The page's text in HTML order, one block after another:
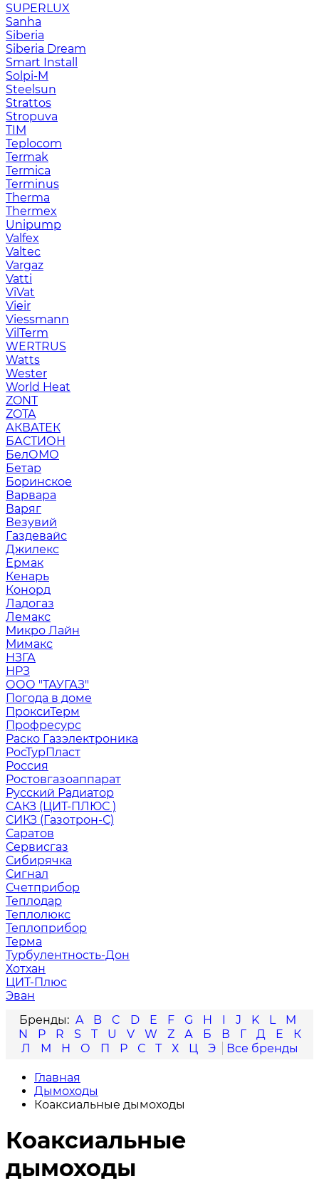
SUPERLUX
Sanha
Siberia
Siberia Dream
Smart Install
Solpi-M
Steelsun
Strattos
Stropuva
TIM
Teplocom
Termak
Termica
Terminus
Therma
Thermex
Unipump
Valfex
Valtec
Vargaz
Vatti
ViVat
Vieir
Viessmann
VilTerm
WERTRUS
Watts
Wester
World Heat
ZONT
ZOTA
АКВАТЕК
БАСТИОН
БелОМО
Бетар
Боринское
Варвара
Варяг
Везувий
Газдевайс
Джилекс
Ермак
Кенарь
Конорд
Ладогаз
Лемакс
Микро Лайн
Мимакс
НЗГА
НРЗ
ООО "ТАУГАЗ"
Погода в доме
ПроксиТерм
Профресурс
Раско Газэлектроника
РосТурПласт
Россия
Ростовгазоаппарат
Русский Радиатор
САКЗ (ЦИТ-ПЛЮС )
СИКЗ (Газотрон-С)
Саратов
Сервисгаз
Сибирячка
Сигнал
Счетприбор
Теплодар
Теплолюкс
Теплоприбор
Терма
Турбулентность-Дон
Хотхан
ЦИТ-Плюс
Эван
A
B C D E F G H I J K L
M
N
P R S T U V W Z А Б В Г Д Е
К
Л
М Н О П Р С Т Х Ц Э
Главная
Дымоходы
Коаксиальные дымоходы
Коаксиальные
дымоходы